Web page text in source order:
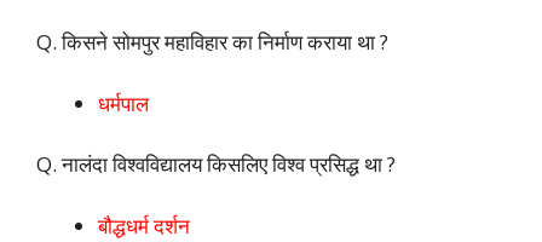
Q. किसने सोमपुर महाविहार का निर्माण कराया था ?
धर्मपाल
Q. नालंदा विश्वविद्यालय किसलिए विश्व प्रसिद्ध था ?
बौद्धधर्म दर्शन